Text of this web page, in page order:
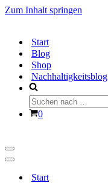
Zum Inhalt springen
Start
Blog
Shop
Nachhaltigkeitsblog
Suchen
nach …
Warenkorb
0
Navigationsmenü
Navigationsmenü
Start